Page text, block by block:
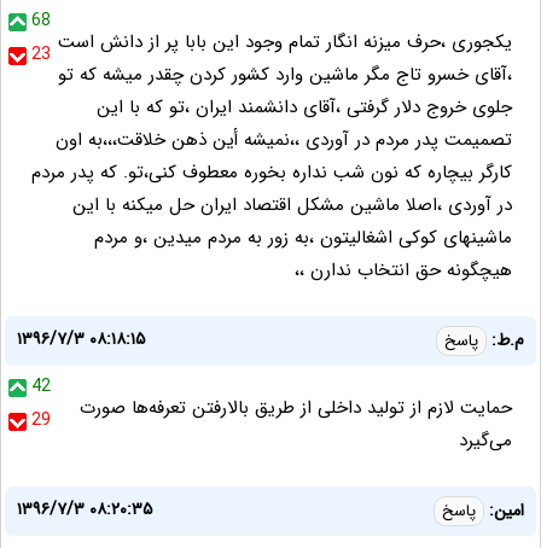
68
23 یکجوری ،حرف میزنه انگار تمام وجود این بابا پر از دانش است
،آقای خسرو تاج مگر ماشین وارد کشور کردن چقدر میشه که تو
جلوی خروج دلار گرفتی ،آقای دانشمند ایران ،تو که با این
تصمیمت پدر مردم در آوردی ،،نمیشه أین ذهن خلاقت،،،به اون
کارگر بیچاره که نون شب نداره بخوره معطوف کنی،تو. که پدر مردم
در آوردی ،اصلا ماشین مشکل اقتصاد ایران حل میکنه با این
ماشینهای کوکی اشغالیتون ،به زور به مردم میدین ،و مردم
هیچگونه حق انتخاب ندارن ،،
م.ط: پاسخ
۱۳۹۶/۷/۳ ۰۸:۱۸:۱۵
42
29
حمایت لازم از تولید داخلی از طریق بالارفتن تعرفه‌ها صورت
می‌گیرد
امین: پاسخ
۱۳۹۶/۷/۳ ۰۸:۲۰:۳۵